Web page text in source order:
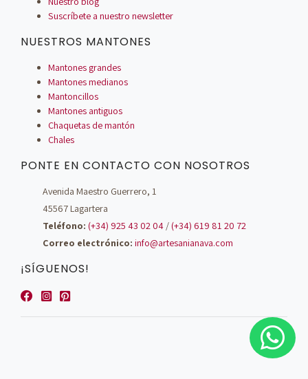
Suscríbete a nuestro newsletter
NUESTROS MANTONES
Mantones grandes
Mantones medianos
Mantoncillos
Mantones antiguos
Chaquetas de mantón
Chales
PONTE EN CONTACTO CON NOSOTROS
Avenida Maestro Guerrero, 1
45567 Lagartera
Teléfono: (+34) 925 43 02 04 /(+34) 619 81 20 72
Correo electrónico: info@artesanianava.com
¡SÍGUENOS!